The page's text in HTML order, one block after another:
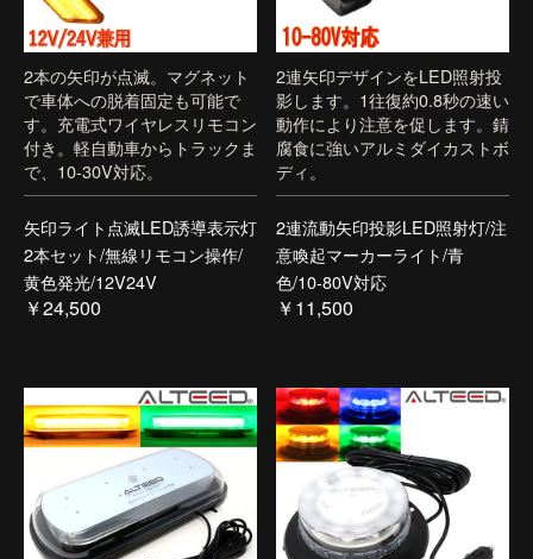
2本の矢印が点滅。マグネット
で車体への脱着固定も可能で
す。充電式ワイヤレスリモコン
付き。軽自動車からトラックま
で、10-30V対応。
矢印ライト点滅LED誘導表示灯
2本セット/無線リモコン操作/
黄色発光/12V24V
￥24,500
2連矢印デザインをLED照射投
影します。1往復約0.8秒の速い
動作により注意を促します。錆
腐食に強いアルミダイカストボ
ディ。
2連流動矢印投影LED照射灯/注
意喚起マーカーライト/青
色/10-80V対応
￥11,500